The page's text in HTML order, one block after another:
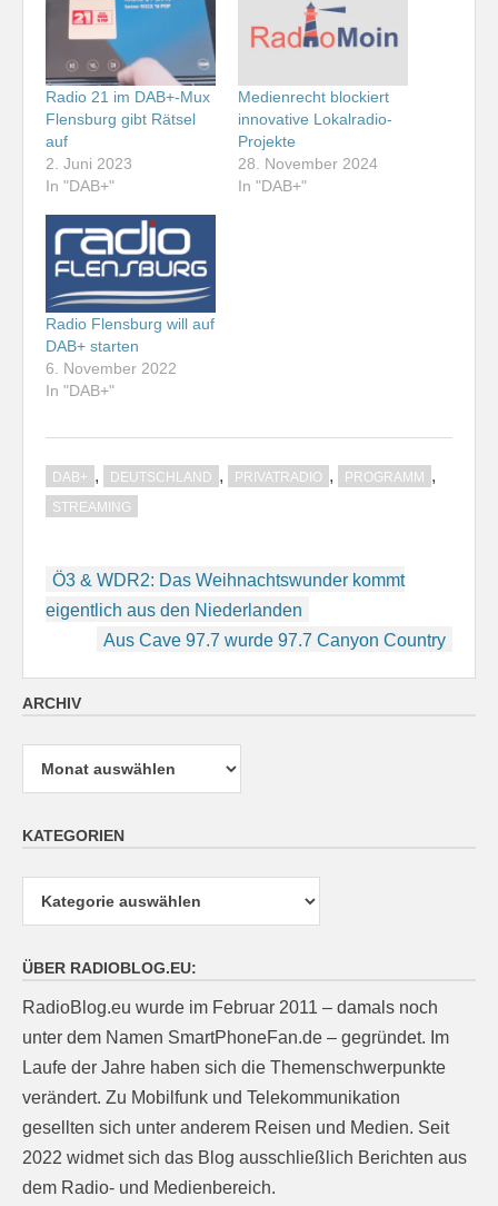
Radio 21 im DAB+-Mux
Flensburg gibt Rätsel
auf
2. Juni 2023
In "DAB+"
Medienrecht blockiert
innovative Lokalradio-
Projekte
28. November 2024
In "DAB+"
Radio Flensburg will auf
DAB+ starten
6. November 2022
In "DAB+"
DAB+ , DEUTSCHLAND , PRIVATRADIO , PROGRAMM ,
STREAMING
Beitragsnavigation
Ö3 & WDR2: Das Weihnachtswunder kommt
eigentlich aus den Niederlanden
Aus Cave 97.7 wurde 97.7 Canyon Country
ARCHIV
Archiv
KATEGORIEN
ÜBER RADIOBLOG.EU:
RadioBlog.eu wurde im Februar 2011 – damals noch
unter dem Namen SmartPhoneFan.de – gegründet. Im
Laufe der Jahre haben sich die Themenschwerpunkte
verändert. Zu Mobilfunk und Telekommunikation
gesellten sich unter anderem Reisen und Medien. Seit
2022 widmet sich das Blog ausschließlich Berichten aus
dem Radio- und Medienbereich.